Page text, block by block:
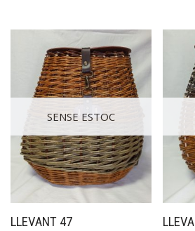
SENSE ESTOC
LLEVANT 47